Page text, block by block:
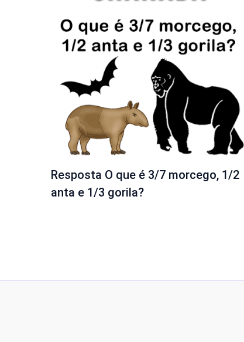
Resposta O que é 3/7 morcego, 1/2
anta e 1/3 gorila?